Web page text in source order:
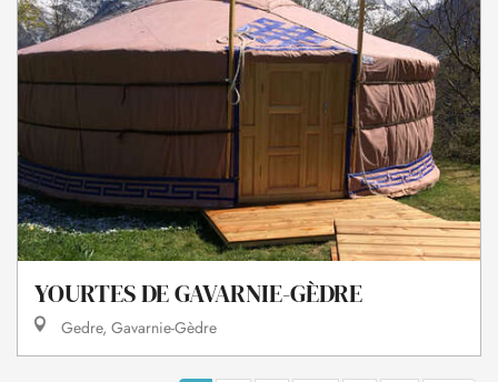
YOURTES DE GAVARNIE-GÈDRE
Gedre, Gavarnie-Gèdre